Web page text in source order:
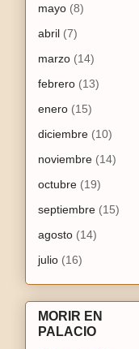
mayo (8)
abril (7)
marzo (14)
febrero (13)
enero (15)
diciembre (10)
noviembre (14)
octubre (19)
septiembre (15)
agosto (14)
julio (16)
MORIR EN
PALACIO